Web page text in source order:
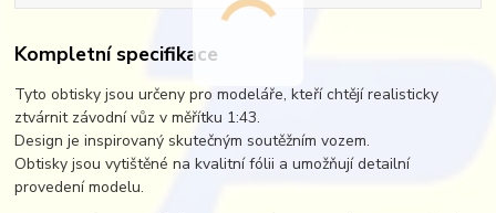
Kompletní specifikace
Tyto obtisky jsou určeny pro modeláře, kteří chtějí realisticky
ztvárnit závodní vůz v měřítku 1:43.
Design je inspirovaný skutečným soutěžním vozem.
Obtisky jsou vytištěné na kvalitní fólii a umožňují detailní
provedení modelu.